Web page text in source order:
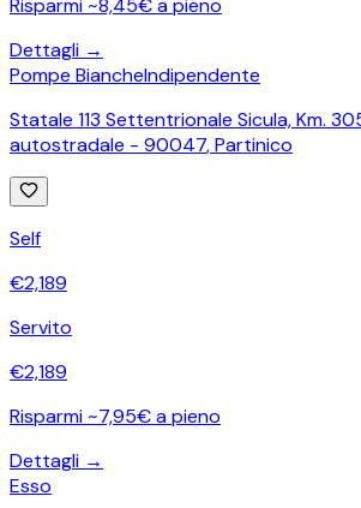
Dettagli →
Pompe BiancheIndipendente
Statale 113 Settentrionale Sicula, Km.
autostradale - 90047,Partinico
Self
€2,189
Servito
€2,189
Risparmi ~7,95€ a pieno
Dettagli →
Esso